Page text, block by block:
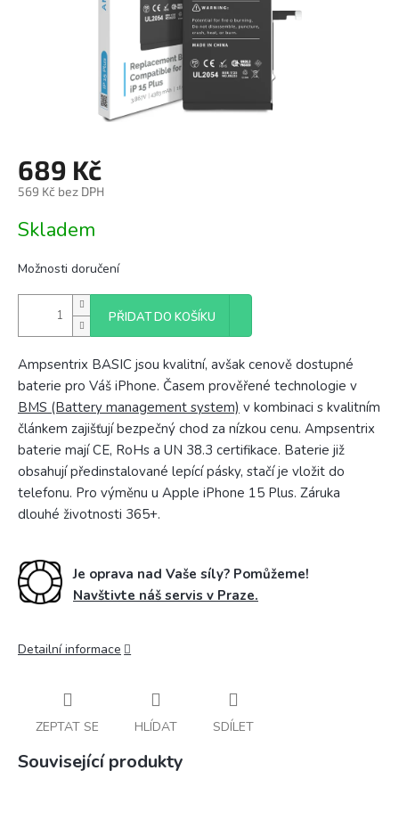
689 Kč
569 Kč bez DPH
cena:
Skladem
Možnosti doručení
PŘIDAT DO KOŠÍKU
Ampsentrix BASIC jsou kvalitní, avšak cenově dostupné
baterie pro Váš iPhone. Časem prověřené technologie v
BMS (Battery management system) v kombinaci s kvalitním
článkem zajišťují bezpečný chod za nízkou cenu. Ampsentrix
baterie mají CE, RoHs a UN 38.3 certifikace. Baterie již
obsahují předinstalované lepící pásky, stačí je vložit do
telefonu. Pro výměnu u Apple iPhone 15 Plus. Záruka
dlouhé životnosti 365+.
Je oprava nad Vaše síly? Pomůžeme!
Navštivte náš servis v Praze.
Detailní informace
ZEPTAT SE HLÍDAT SDÍLET
Související produkty